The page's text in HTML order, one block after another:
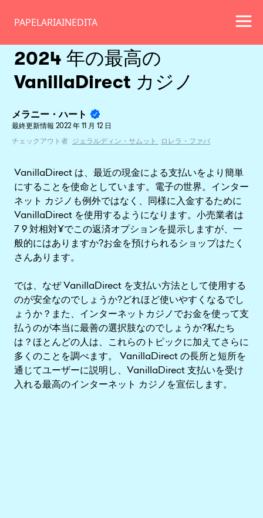
PAPELARIAINEDITA
2024 年の最高の
VanillaDirect カジノ
メラニー・ハート
最終更新情報 2022 年 11 月 12 日
チェックアウト者 ジェラルディン・サムット ロレラ・ファバ
VanillaDirect は、最近の現金による支払いをより簡単
にすることを使命としています。電子の世界。インター
ネット カジノも例外ではなく、同様に入金するために
VanillaDirect を使用するようになります。小売業者は
7 9 対相対¥でこの返済オプションを提示しますが、一
般的にはありますか?お金を預けられるショップはたく
さんあります。
では、なぜ VanillaDirect を支払い方法として使用する
のが安全なのでしょうか?どれほど使いやすくなるでし
ょうか？また、インターネットカジノでお金を使って支
払うのが本当に最善の選択肢なのでしょうか?私たち
は？ほとんどの人は、これらのトピックに加えてさらに
多くのことを調べます。 VanillaDirect の長所と短所を
通じてユーザーに説明し、VanillaDirect 支払いを受け
入れる最高のインターネット カジノを宣伝します。